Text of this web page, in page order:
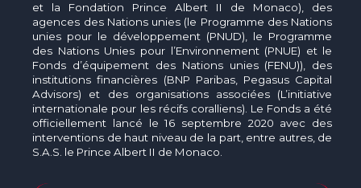
OACIS
Initiative Homme - Faune sauvage
The Green Shift Initiative
et la Fondation Prince Albert II de Monaco), des
agences des Nations unies (le Programme des Nations
unies pour le développement (PNUD), le Programme
des Nations Unies pour l’Environnement (PNUE) et le
Fonds d’équipement des Nations unies (FENU)), des
institutions financières (BNP Paribas, Pegasus Capital
Advisors) et des organisations associées (L’initiative
internationale pour les récifs coralliens). Le Fonds a été
officiellement lancé le 16 septembre 2020 avec des
interventions de haut niveau de la part, entre autres, de
S.A.S. le Prince Albert II de Monaco.